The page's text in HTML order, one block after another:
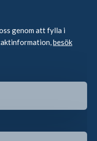
genom att fylla i
besök